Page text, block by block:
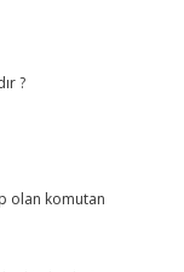
?
olan komutan